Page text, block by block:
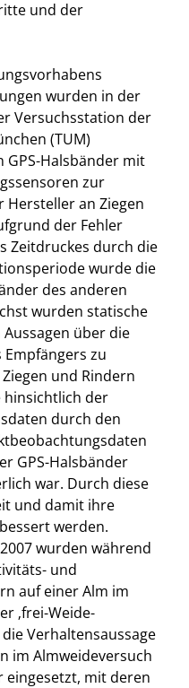
und der
wurden in der
Versuchsstation der
(TUM)
Halsbänder mit
zur
Hersteller an Ziegen
der Fehler
Zeitdruckes durch die
wurde die
des anderen
wurden statische
über die
zu
und Rindern
hinsichtlich der
durch den
GPS-Halsbänder
war. Durch diese
und damit ihre
werden.
wurden während
und
auf einer Alm im
‚frei-Weide-
Verhaltensaussage
im Almweideversuch
eingesetzt, mit deren